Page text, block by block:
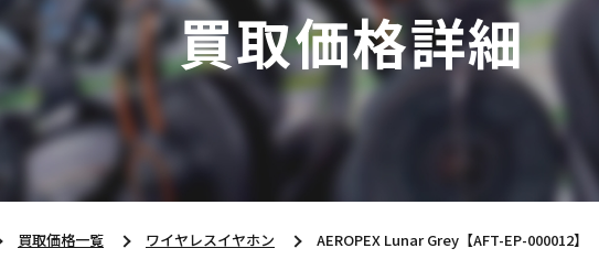
買取価格詳細
買取価格一覧 ワイヤレスイヤホン AEROPEX Lunar Grey【AFT-EP-000012】